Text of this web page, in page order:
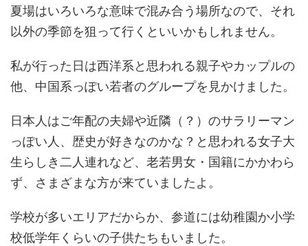
夏場はいろいろな意味で混み合う場所なので、それ
以外の季節を狙って行くといいかもしれません。
私が行った日は西洋系と思われる親子やカップルの
他、中国系っぽい若者のグループを見かけました。
日本人はご年配の夫婦や近隣（？）のサラリーマン
っぽい人、歴史が好きなのかな？と思われる女子大
生らしき二人連れなど、老若男女・国籍にかかわら
ず、さまざまな方が来ていましたよ。
学校が多いエリアだからか、参道には幼稚園か小学
校低学年くらいの子供たちもいました。